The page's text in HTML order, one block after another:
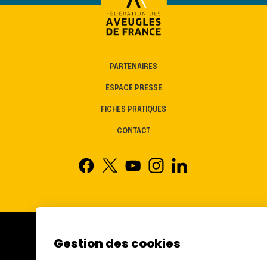
PARTENAIRES
ESPACE PRESSE
FICHES PRATIQUES
CONTACT
FÉDÉRATION DES AVEUGLES
Gestion des cookies